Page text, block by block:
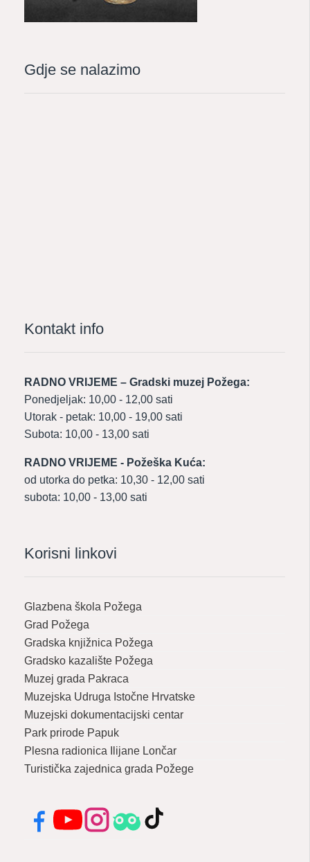
Gdje se nalazimo
Kontakt info
RADNO VRIJEME – Gradski muzej Požega:
Ponedjeljak: 10,00 - 12,00 sati
Utorak - petak: 10,00 - 19,00 sati
Subota: 10,00 - 13,00 sati
RADNO VRIJEME - Požeška Kuća:
od utorka do petka: 10,30 - 12,00 sati
subota: 10,00 - 13,00 sati
Korisni linkovi
Glazbena škola Požega
Grad Požega
Gradska knjižnica Požega
Gradsko kazalište Požega
Muzej grada Pakraca
Muzejska Udruga Istočne Hrvatske
Muzejski dokumentacijski centar
Park prirode Papuk
Plesna radionica Ilijane Lončar
Turistička zajednica grada Požege
FacebookYouTubeInstagramTripadvisor
TikTok